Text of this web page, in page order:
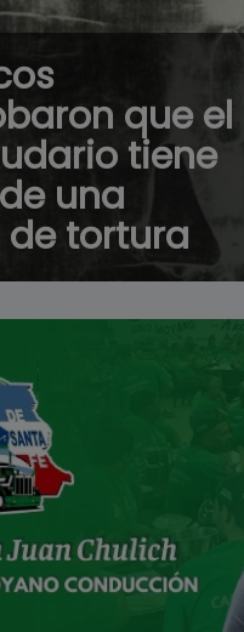
que el
tiene
una
tortura